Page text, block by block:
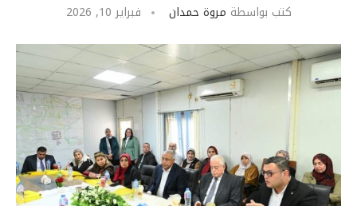
كتب بواسطة مروة حمدان فبراير 10, 2026